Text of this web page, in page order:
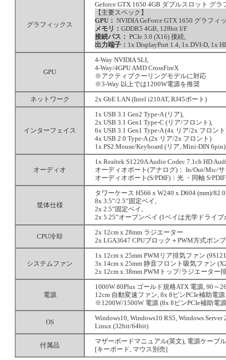
グラフィックス
Geforce GTX 1650 4GB ダブルスロット グ
【主要スペック】
GPU： NVIDIA GeForce GTX 1650 グラフ
メモリ： GDDR5 4GB, 128bit I/F
接続バス： PCIe 3.0 (X16) 接続,
出力端子： 1x DisplayPort 1.4, 1x DVI-D, 1x
GPU
4-Way NVIDIA SLI,
4-Way/4GPU AMD CrossFireX
※アクティブクーリングモデルに対応
※3-Way 以上では1200W電源を推奨
ネットワーク
2x GbE LAN (Intel i210AT, RJ45ポート)
インターフェイス
1x USB 3.1 Gen2 Type-A (リア),
2x USB 3.1 Gen1 Type-C (リア/フロント),
6x USB 3.1 Gen1 Type-A (4x リア/2x フロン
4x USB 2.0 Type-A (2x リア/2x フロント)
1x PS2 Mouse/Keyboard (リア, Mini-DIN 6pin)
オーディオ
1x Realtek S1220A Audio Codec 7.1ch HD
オーディオポート(アナログ)： In/Out/Mic/
オーディオポート(S/PDIF)：光 ・同軸 S/
筐体仕様
タワーケース H566 x W240 x D604 (mm)/
8x 3.5”/2.5”固定ベイ,
2x 2.5”固定ベイ,
2x 5.25”オープンベイ (1ベイは光学ドライブ
CPU冷却
2x 12cm x 28mm ラジエーター
2x LGA3647 CPUブロック＋PWM方式ポン
システムファン
1x 12cm x 25mm PWMリア排気ファン
3x 14cm x 25mm 静音フロント吸気ファン
2x 12cm x 38mm PWMトップ/ラジエーター
電源
1000W 80Plus ゴールド規格ATX 電源, 90～
12cm 自動変速ファン, 8x 8ピンPCIe補助電源
※1200W/1500W 電源 (8x 8ピンPCIe補助電
OS
Windows10, Windows10 RS5, Windows
Linux (32bit/64bit)
付属品
マザーボードマニュアル(英文), 電源ケーブ
[キーボード, マウス別売]